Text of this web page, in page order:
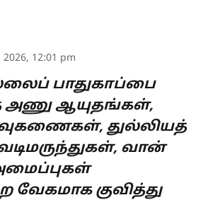
2026, 12:01 pm
பாதுகாப்பை
அணு ஆயுதங்கள்,
துல்லியத்
வான்
குவித்து